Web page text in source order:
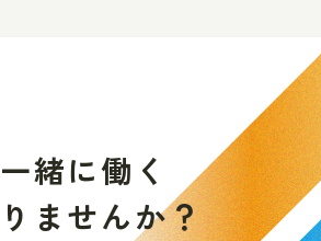
一緒に働 く
り ませんか？